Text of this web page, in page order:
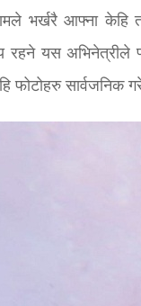
भर्खरै आफ्ना केहि
रहने यस
फोटोहरु सार्वजनिक